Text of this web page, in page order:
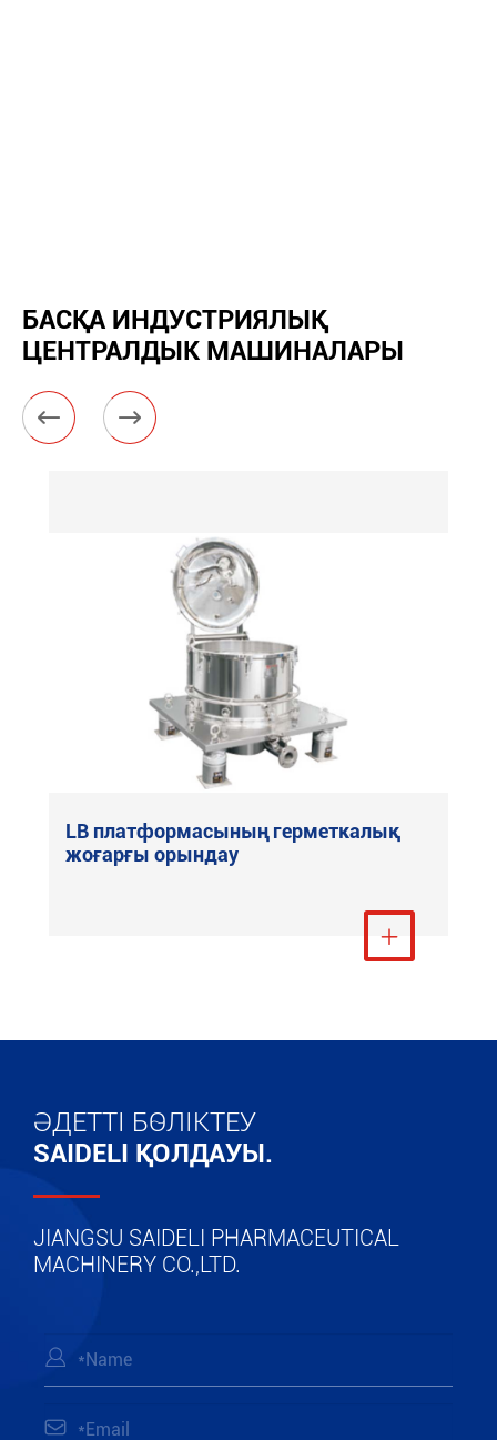
БАСҚА ИНДУСТРИЯЛЫҚ
ЦЕНТРАЛДЫК МАШИНАЛАРЫ
 
LB платформасының герметкалық
жоғарғы орындау
Тағы қарау

ӘДЕТТІ БӨЛІКТЕУ
SAIDELI ҚОЛДАУЫ.
JIANGSU SAIDELI PHARMACEUTICAL
MACHINERY CO.,LTD.

